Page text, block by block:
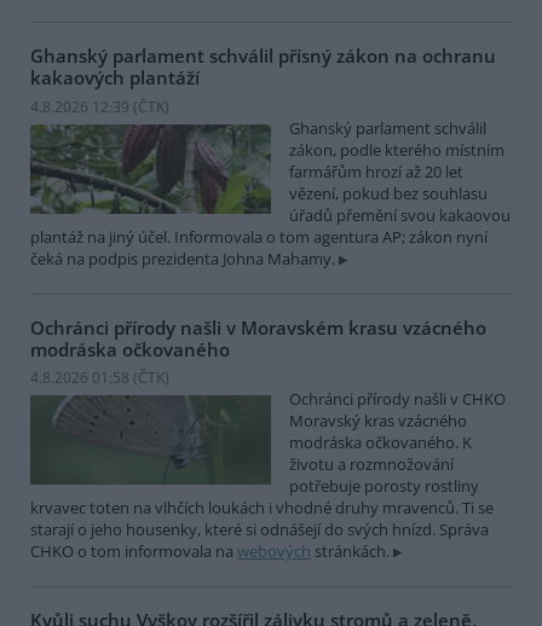
Ghanský parlament schválil přísný zákon na ochranu
kakaových plantáží
4.8.2026 12:39 (ČTK)
Ghanský parlament schválil
zákon, podle kterého místním
farmářům hrozí až 20 let
vězení, pokud bez souhlasu
úřadů přemění svou kakaovou
plantáž na jiný účel. Informovala o tom agentura AP; zákon nyní
čeká na podpis prezidenta Johna Mahamy.
Ochránci přírody našli v Moravském krasu vzácného
modráska očkovaného
4.8.2026 01:58 (ČTK)
Ochránci přírody našli v CHKO
Moravský kras vzácného
modráska očkovaného. K
životu a rozmnožování
potřebuje porosty rostliny
krvavec toten na vlhčích loukách i vhodné druhy mravenců. Ti se
starají o jeho housenky, které si odnášejí do svých hnízd. Správa
CHKO o tom informovala na webových stránkách.
Kvůli suchu Vyškov rozšířil zálivku stromů a zeleně,